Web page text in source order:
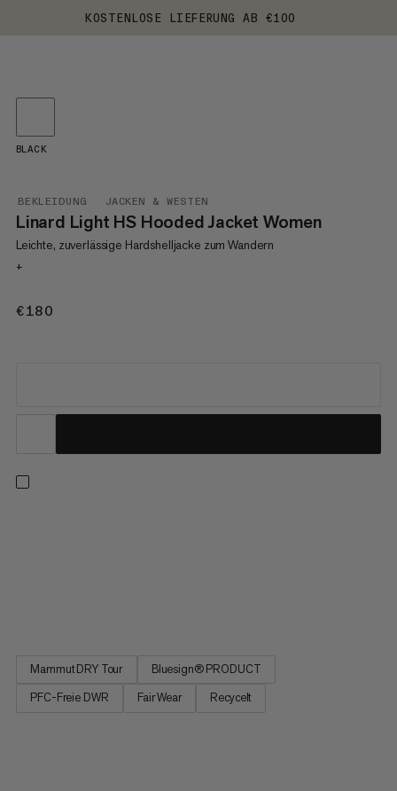
KOSTENLOSE LIEFERUNG AB €100
BEKLEIDUNG JACKEN & WESTEN
Linard Light HS Hooded Jacket Women
Leichte, zuverlässige Hardshelljacke zum Wandern
+
€180
BLACK
Mammut DRY Tour
Bluesign® PRODUCT
PFC-Freie DWR
Fair Wear Recycelt